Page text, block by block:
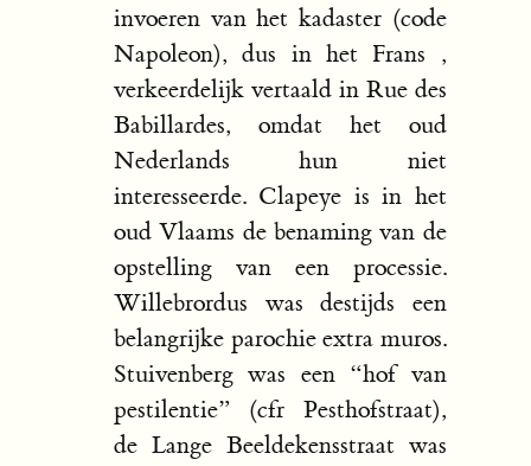
invoeren van het kadaster (code
Napoleon), dus in het Frans ,
verkeerdelijk vertaald in Rue des
Babillardes, omdat het oud
Nederlands hun niet
interesseerde. Clapeye is in het
oud Vlaams de benaming van de
opstelling van een processie.
Willebrordus was destijds een
belangrijke parochie extra muros.
Stuivenberg was een “hof van
pestilentie” (cfr Pesthofstraat),
de Lange Beeldekensstraat was